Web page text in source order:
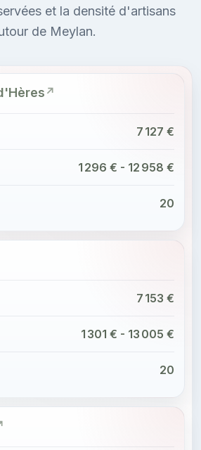
et la densité d'artisans
de Meylan.
7 127 €
1 296 € - 12 958 €
20
7 153 €
1 301 € - 13 005 €
20